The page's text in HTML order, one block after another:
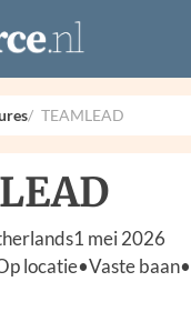
TEAMLEAD
1 mei 2026
locatie•Vaste baan•